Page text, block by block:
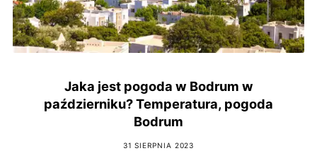
Jaka jest pogoda w Bodrum w
październiku? Temperatura, pogoda
Bodrum
31 SIERPNIA 2023